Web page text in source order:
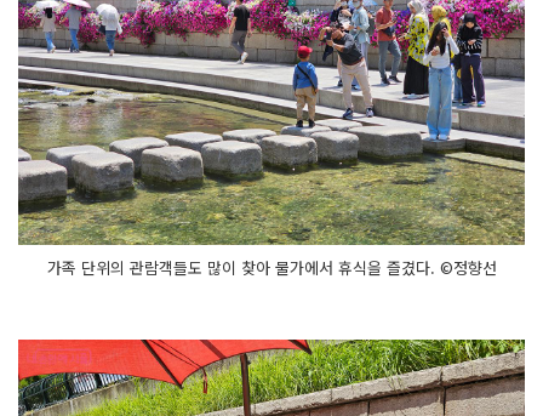
가족 단위의 관람객들도 많이 찾아 물가에서 휴식을 즐겼다. ©정향선